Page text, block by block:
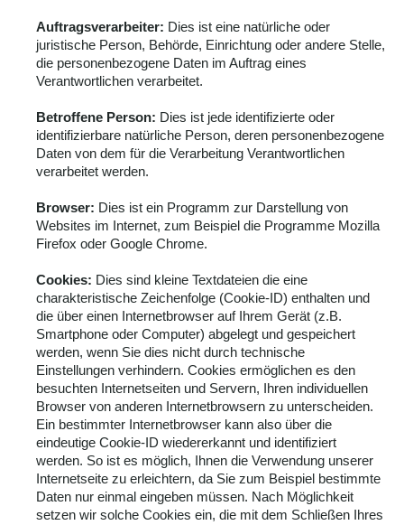
Auftragsverarbeiter: Dies ist eine natürliche oder
juristische Person, Behörde, Einrichtung oder andere Stelle,
die personenbezogene Daten im Auftrag eines
Verantwortlichen verarbeitet.
Betroffene Person: Dies ist jede identifizierte oder
identifizierbare natürliche Person, deren personenbezogene
Daten von dem für die Verarbeitung Verantwortlichen
verarbeitet werden.
Browser: Dies ist ein Programm zur Darstellung von
Websites im Internet, zum Beispiel die Programme Mozilla
Firefox oder Google Chrome.
Cookies: Dies sind kleine Textdateien die eine
charakteristische Zeichenfolge (Cookie-ID) enthalten und
die über einen Internetbrowser auf Ihrem Gerät (z.B.
Smartphone oder Computer) abgelegt und gespeichert
werden, wenn Sie dies nicht durch technische
Einstellungen verhindern. Cookies ermöglichen es den
besuchten Internetseiten und Servern, Ihren individuellen
Browser von anderen Internetbrowsern zu unterscheiden.
Ein bestimmter Internetbrowser kann also über die
eindeutige Cookie-ID wiedererkannt und identifiziert
werden. So ist es möglich, Ihnen die Verwendung unserer
Internetseite zu erleichtern, da Sie zum Beispiel bestimmte
Daten nur einmal eingeben müssen. Nach Möglichkeit
setzen wir solche Cookies ein, die mit dem Schließen Ihres